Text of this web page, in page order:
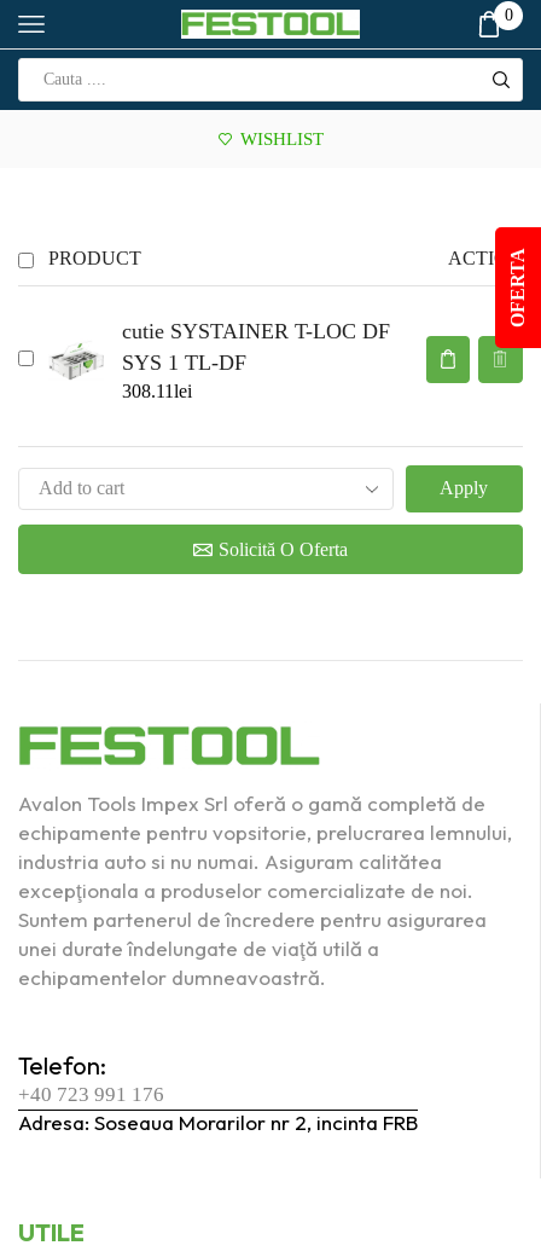
0
WISHLIST
PRODUCT ACTION
cutie SYSTAINER T-LOC DF
SYS 1 TL-DF
308.11lei
Apply
Solicită O Oferta
Avalon Tools Impex Srl oferă o gamă completă de
echipamente pentru vopsitorie, prelucrarea lemnului,
industria auto si nu numai. Asiguram calitătea
excepţionala a produselor comercializate de noi.
Suntem partenerul de încredere pentru asigurarea
unei durate îndelungate de viaţă utilă a
echipamentelor dumneavoastră.
Telefon:
+40 723 991 176
Adresa: Soseaua Morarilor nr 2, incinta FRB
UTILE
OFERTA